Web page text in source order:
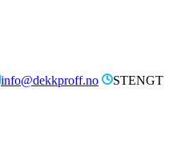
info@dekkproff.no
STENGT